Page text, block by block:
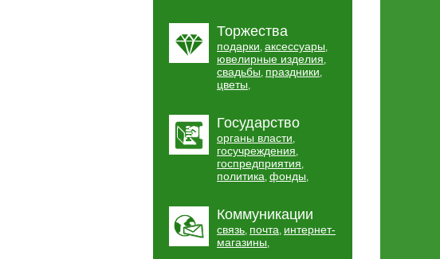
Торжества
подарки, аксессуары,
ювелирные изделия,
свадьбы, праздники,
цветы,
Государство
органы власти,
госучреждения,
госпредприятия,
политика, фонды,
Коммуникации
связь, почта, интернет-
магазины,